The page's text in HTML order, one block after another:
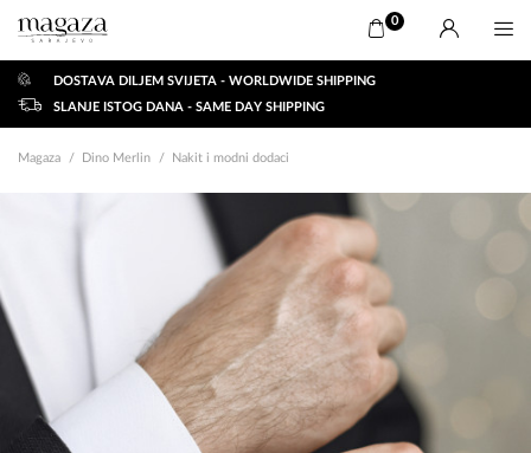
0
DOSTAVA DILJEM SVIJETA - WORLDWIDE SHIPPING
SLANJE ISTOG DANA - SAME DAY SHIPPING
Magaza Dino Merlin Nakit i modni dodaci